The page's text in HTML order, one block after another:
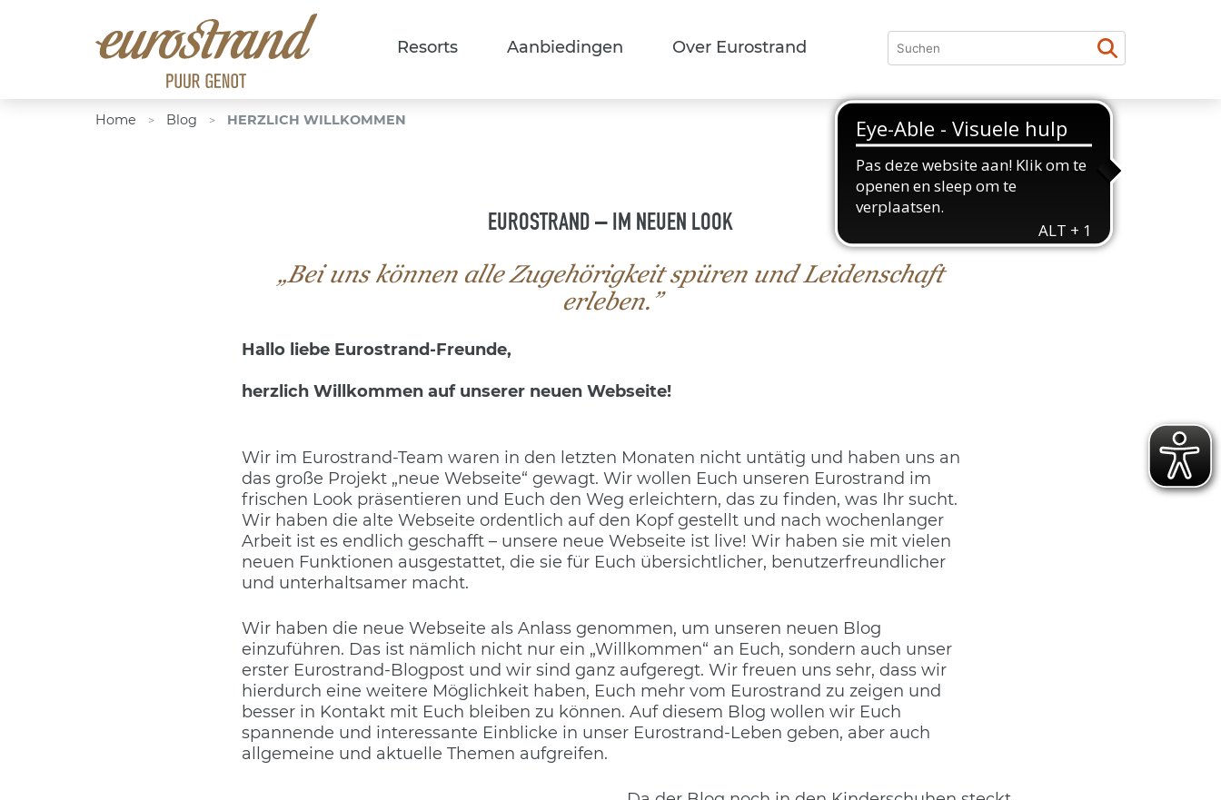
Resorts Aanbiedingen Over Eurostrand
Home > Blog > HERZLICH WILLKOMMEN
EUROSTRAND – IM NEUEN LOOK
„Bei uns können alle Zugehörigkeit spüren und Leidenschaft
erleben.”
Hallo liebe Eurostrand-Freunde,
herzlich Willkommen auf unserer neuen Webseite!
Wir im Eurostrand-Team waren in den letzten Monaten nicht untätig und haben uns an
das große Projekt „neue Webseite“ gewagt. Wir wollen Euch unseren Eurostrand im
frischen Look präsentieren und Euch den Weg erleichtern, das zu finden, was Ihr sucht.
Wir haben die alte Webseite ordentlich auf den Kopf gestellt und nach wochenlanger
Arbeit ist es endlich geschafft – unsere neue Webseite ist live! Wir haben sie mit vielen
neuen Funktionen ausgestattet, die sie für Euch übersichtlicher, benutzerfreundlicher
und unterhaltsamer macht.
Wir haben die neue Webseite als Anlass genommen, um unseren neuen Blog
einzuführen. Das ist nämlich nicht nur ein „Willkommen“ an Euch, sondern auch unser
erster Eurostrand-Blogpost und wir sind ganz aufgeregt. Wir freuen uns sehr, dass wir
hierdurch eine weitere Möglichkeit haben, Euch mehr vom Eurostrand zu zeigen und
besser in Kontakt mit Euch bleiben zu können. Auf diesem Blog wollen wir Euch
spannende und interessante Einblicke in unser Eurostrand-Leben geben, aber auch
allgemeine und aktuelle Themen aufgreifen.